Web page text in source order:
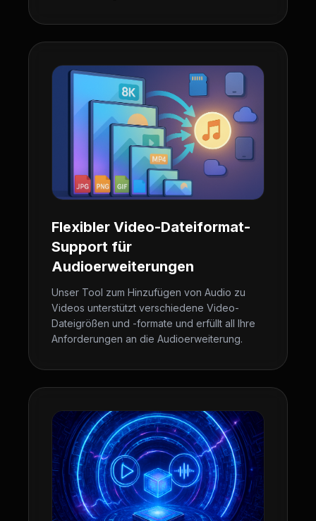
Flexibler Video-Dateiformat-
Support für
Audioerweiterungen
Unser Tool zum Hinzufügen von Audio zu
Videos unterstützt verschiedene Video-
Dateigrößen und -formate und erfüllt all Ihre
Anforderungen an die Audioerweiterung.